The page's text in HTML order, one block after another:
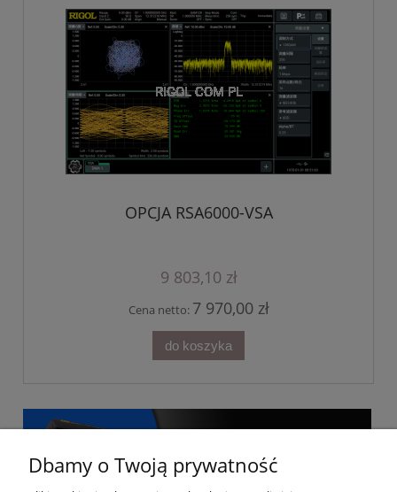
OPCJA RSA6000-VSA
9 803,10 zł
Cena netto: 7 970,00 zł
do koszyka
Dbamy o Twoją prywatność